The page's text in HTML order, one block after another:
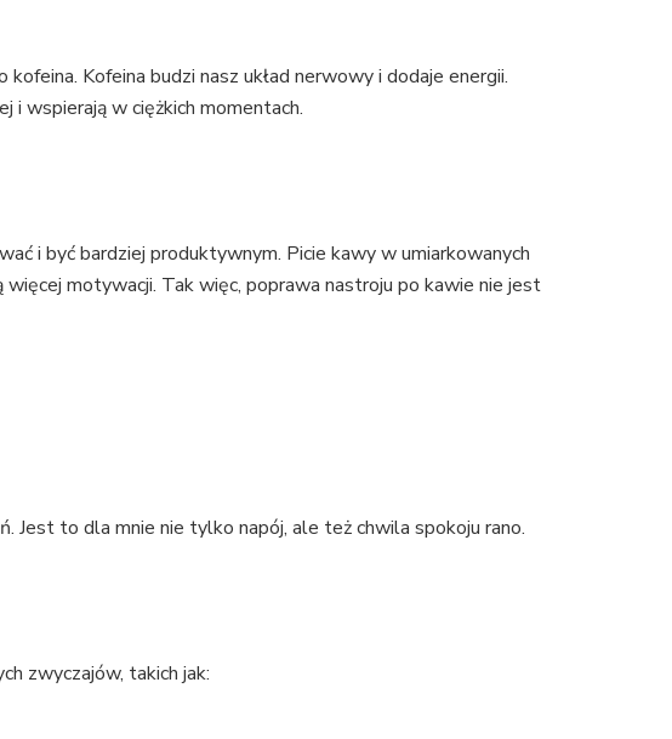
Kofeina budzi nasz układ nerwowy i dodaje energii.
i wspierają w ciężkich momentach.
i być bardziej produktywnym. Picie kawy w umiarkowanych
więcej motywacji. Tak więc, poprawa nastroju po kawie nie jest
Jest to dla mnie nie tylko napój, ale też chwila spokoju rano.
zwyczajów, takich jak: